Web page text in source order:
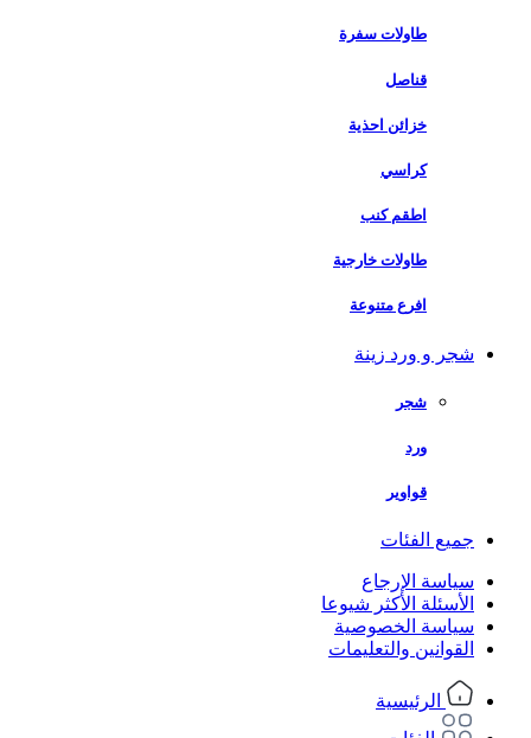
طاولات سفرة
قناصل
خزائن احذية
كراسي
اطقم كنب
طاولات خارجية
افرع متنوعة
شجر و ورد زينة
شجر
ورد
قواوير
جميع الفئات
سياسة الإرجاع
الأسئلة الأكثر شيوعا
سياسة الخصوصية
القوانين والتعليمات
الرئيسية